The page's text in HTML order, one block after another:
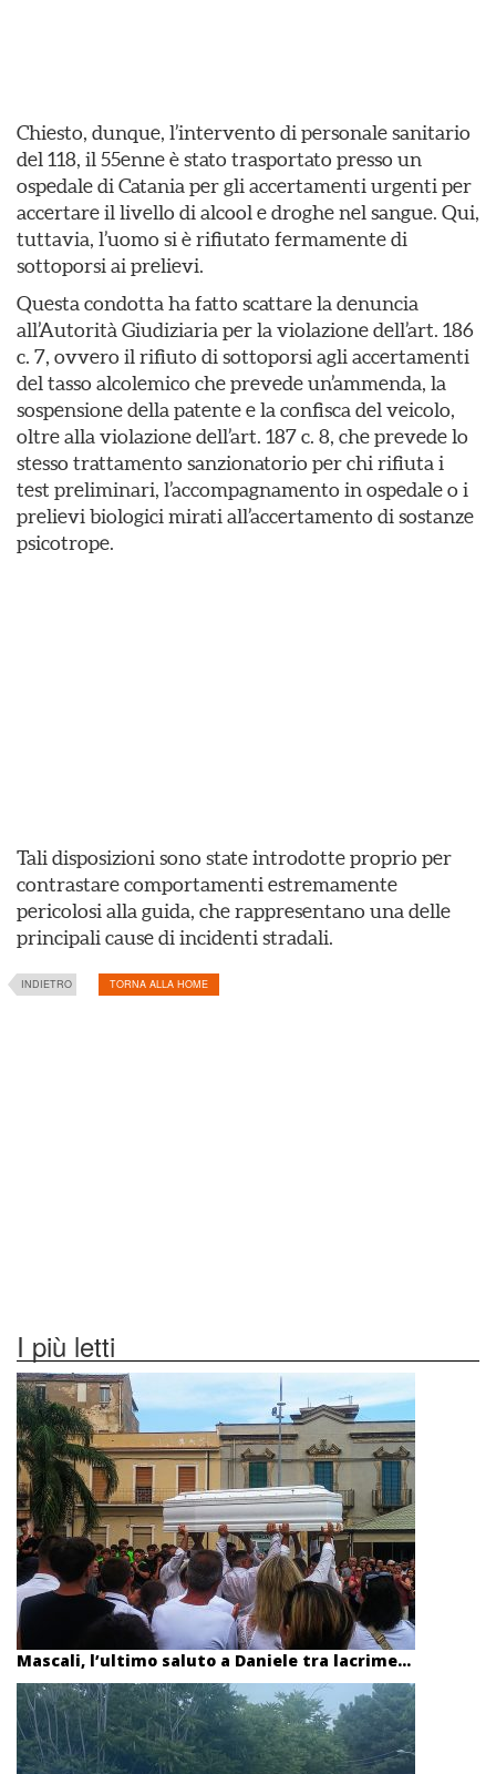
Chiesto, dunque, l’intervento di personale sanitario
del 118, il 55enne è stato trasportato presso un
ospedale di Catania per gli accertamenti urgenti per
accertare il livello di alcool e droghe nel sangue. Qui,
tuttavia, l’uomo si è rifiutato fermamente di
sottoporsi ai prelievi.
Questa condotta ha fatto scattare la denuncia
all’Autorità Giudiziaria per la violazione dell’art. 186
c. 7, ovvero il rifiuto di sottoporsi agli accertamenti
del tasso alcolemico che prevede un’ammenda, la
sospensione della patente e la confisca del veicolo,
oltre alla violazione dell’art. 187 c. 8, che prevede lo
stesso trattamento sanzionatorio per chi rifiuta i
test preliminari, l’accompagnamento in ospedale o i
prelievi biologici mirati all’accertamento di sostanze
psicotrope.
Tali disposizioni sono state introdotte proprio per
contrastare comportamenti estremamente
pericolosi alla guida, che rappresentano una delle
principali cause di incidenti stradali.
INDIETRO TORNA ALLA HOME
I più letti
Mascali, l’ultimo saluto a Daniele tra lacrime...